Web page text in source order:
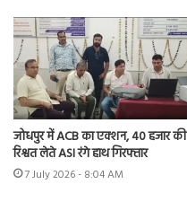
जोधपुर में ACB का एक्शन, 40 हजार की
रिश्वत लेते ASI रंगे हाथ गिरफ्तार
7 July 2026 - 8:04 AM